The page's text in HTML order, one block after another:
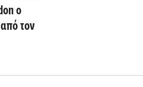
ο
τον